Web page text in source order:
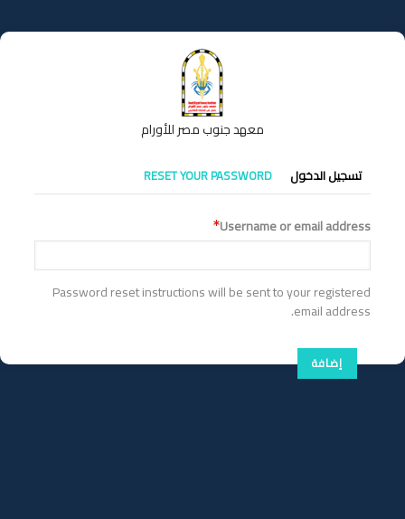
إلى
المحتوى
معهد جنوب مصر للأورام
التبويبات
الأساسية
تسجيل الدخول RESET YOUR PASSWORD
Username or email address
Password reset instructions will be sent to your registered
email address.